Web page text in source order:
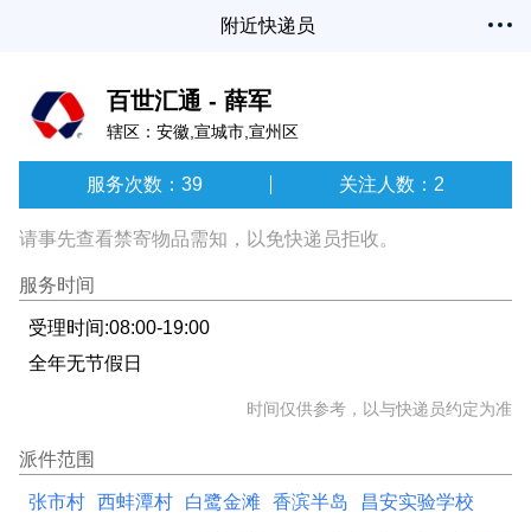
附近快递员
百世汇通 - 薛军
辖区：安徽,宣城市,宣州区
服务次数：39 关注人数：2
请事先查看禁寄物品需知，以免快递员拒收。
服务时间
受理时间:08:00-19:00
全年无节假日
时间仅供参考，以与快递员约定为准
派件范围
张市村 西蚌潭村 白鹭金滩 香滨半岛 昌安实验学校